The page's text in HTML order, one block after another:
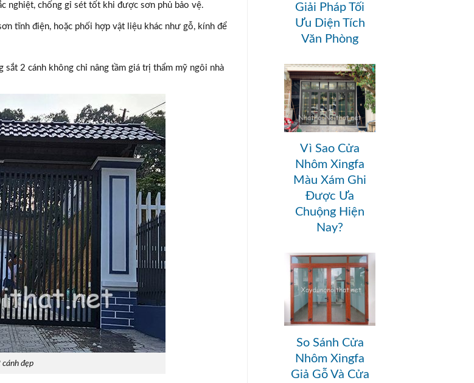
Giải Pháp Tối
Ưu Diện Tích
Văn Phòng
Vì Sao Cửa
Nhôm Xingfa
Màu Xám Ghi
Được Ưa
Chuộng Hiện
Nay?
So Sánh Cửa
Nhôm Xingfa
Giả Gỗ Và Cửa
nghiệt, chống gỉ sét tốt khi được sơn phủ bảo vệ.
tĩnh điện, hoặc phối hợp vật liệu khác như gỗ, kính để
sắt 2 cánh không chỉ nâng tầm giá trị thẩm mỹ ngôi nhà
đẹp